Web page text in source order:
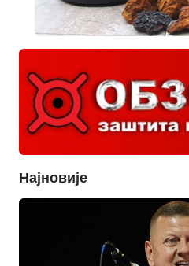
Најновије